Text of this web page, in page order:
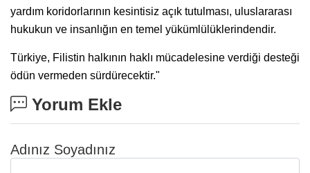
yardım koridorlarının kesintisiz açık tutulması, uluslararası
hukukun ve insanlığın en temel yükümlülüklerindendir.
Türkiye, Filistin halkının haklı mücadelesine verdiği desteği
ödün vermeden sürdürecektir."
Yorum Ekle
Adınız Soyadınız